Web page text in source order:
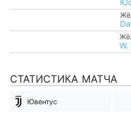
СТАТИСТИКА МАТЧА
Ювентус